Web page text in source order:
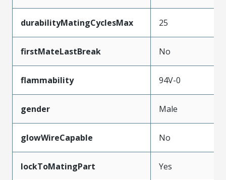
durabilityMatingCyclesMax 25
firstMateLastBreak No
flammability 94V-0
gender Male
glowWireCapable No
lockToMatingPart Yes